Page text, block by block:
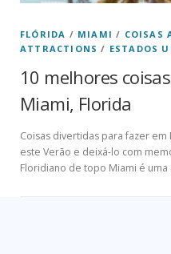
FLÓRIDA / MIAMI / COISAS
ATTRACTIONS / ESTADOS
10 melhores
Miami, Florida
Coisas divertidas para fazer
este Verão e deixá-lo com
Floridiano de topo Miami é